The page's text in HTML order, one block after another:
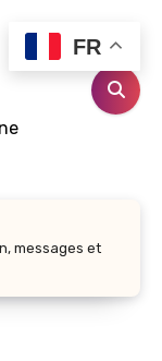
messages et
FR